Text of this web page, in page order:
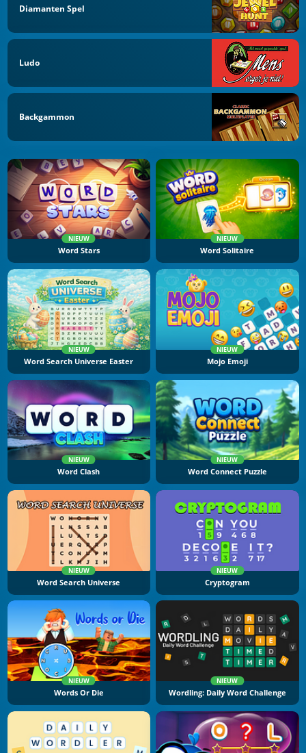
Diamanten Spel
Ludo
Backgammon
NIEUW
Word Stars
NIEUW
Word Solitaire
NIEUW
Word Search Universe Easter
NIEUW
Mojo Emoji
NIEUW
Word Clash
NIEUW
Word Connect Puzzle
NIEUW
Word Search Universe
NIEUW
Cryptogram
NIEUW
Words Or Die
NIEUW
Wordling: Daily Word Challenge